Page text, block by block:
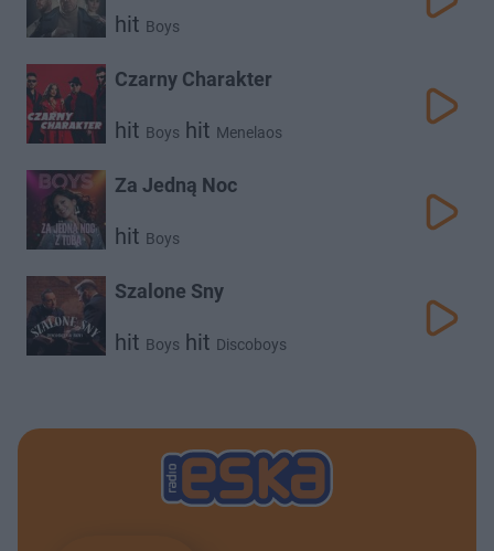
hit Boys
Czarny Charakter
hit Boys hit Menelaos
Za Jedną Noc
hit Boys
Szalone Sny
hit Boys hit Discoboys